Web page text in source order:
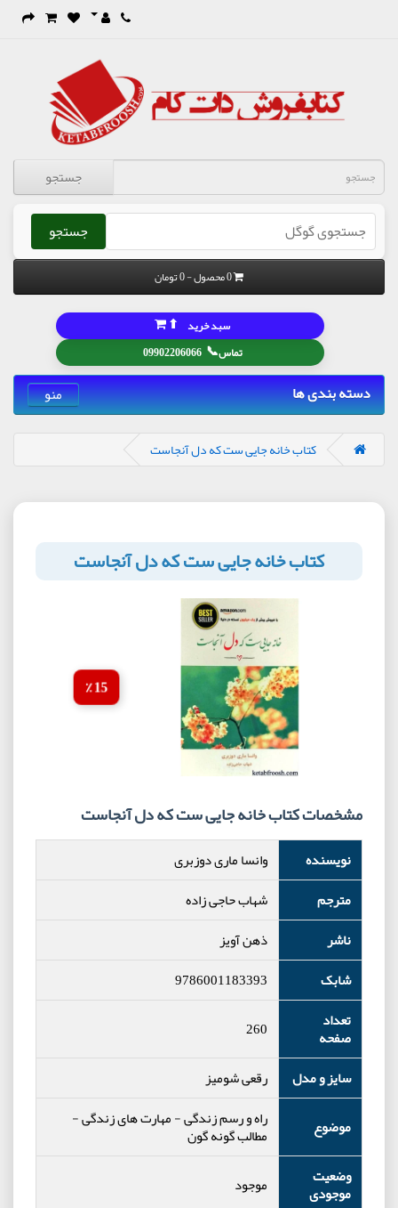
جستجو
جستجو
0 محصول - 0 تومان
تماس📞
09902206066
سبد خرید ⬆
دسته بندی ها منو
کتاب خانه جایی ست که دل آنجاست
کتاب خانه جایی ست که دل آنجاست
15 ٪
مشخصات کتاب خانه جایی ست که دل آنجاست
نویسنده
وانسا ماری دوزبری
مترجم
شهاب حاجی زاده
ناشر
ذهن آویز
شابک
9786001183393
تعداد
صفحه
260
سایز و مدل
رقعی شومیز
موضوع
راه و رسم زندگی-مهارت های زندگی-
مطالب گونه گون
وضعیت
موجودی
موجود